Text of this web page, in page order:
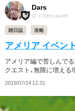
Dars
ID: k7p6fcc4we56
雑日誌 攻略
アメリア イベン
アメリア編で苦しんで
クエスト、無限に増え
2019/07/24 12:31